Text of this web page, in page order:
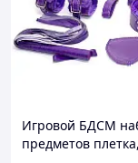
Игровой БДСМ
предметов плетка,